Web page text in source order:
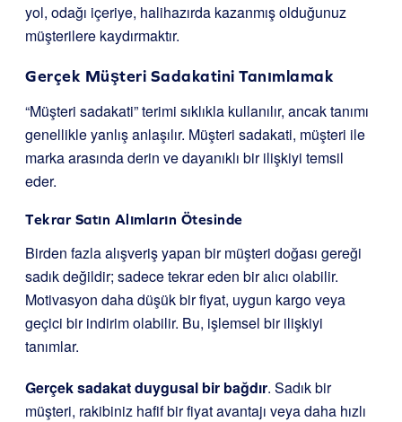
yol, odağı içeriye, halihazırda kazanmış olduğunuz
müşterilere kaydırmaktır.
Gerçek Müşteri Sadakatini Tanımlamak
“Müşteri sadakati” terimi sıklıkla kullanılır, ancak tanımı
genellikle yanlış anlaşılır. Müşteri sadakati, müşteri ile
marka arasında derin ve dayanıklı bir ilişkiyi temsil
eder.
Tekrar Satın Alımların Ötesinde
Birden fazla alışveriş yapan bir müşteri doğası gereği
sadık değildir; sadece tekrar eden bir alıcı olabilir.
Motivasyon daha düşük bir fiyat, uygun kargo veya
geçici bir indirim olabilir. Bu, işlemsel bir ilişkiyi
tanımlar.
Gerçek sadakat duygusal bir bağdır. Sadık bir
müşteri, rakibiniz hafif bir fiyat avantajı veya daha hızlı